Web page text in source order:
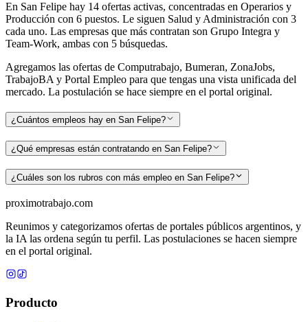
En San Felipe hay 14 ofertas activas, concentradas en Operarios y
Producción con 6 puestos. Le siguen Salud y Administración con 3
cada uno. Las empresas que más contratan son Grupo Integra y
Team-Work, ambas con 5 búsquedas.
Agregamos las ofertas de Computrabajo, Bumeran, ZonaJobs,
TrabajoBA y Portal Empleo para que tengas una vista unificada del
mercado. La postulación se hace siempre en el portal original.
¿Cuántos empleos hay en San Felipe?
¿Qué empresas están contratando en San Felipe?
¿Cuáles son los rubros con más empleo en San Felipe?
proximotrabajo.com
Reunimos y categorizamos ofertas de portales públicos argentinos, y
la IA las ordena según tu perfil. Las postulaciones se hacen siempre
en el portal original.
Producto